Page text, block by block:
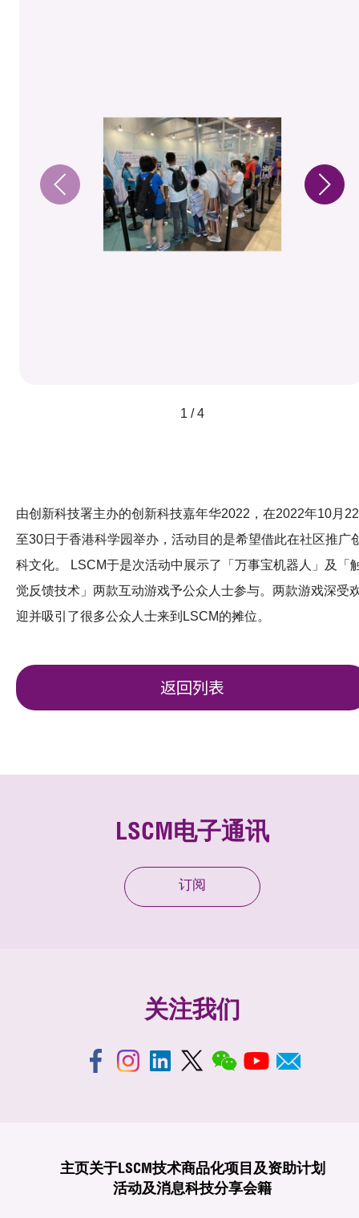
1 / 4
由创新科技署主办的创新科技嘉年华2022，在2022年10月22
至30日于香港科学园举办，活动目的是希望借此在社区推广
科文化。 LSCM于是次活动中展示了「万事宝机器人」及「
觉反馈技术」两款互动游戏予公众人士参与。两款游戏深受
迎并吸引了很多公众人士来到LSCM的摊位。
返回列表
LSCM电子通讯
订阅
关注我们
主页关于LSCM技术商品化项目及资助计划
活动及消息科技分享会籍